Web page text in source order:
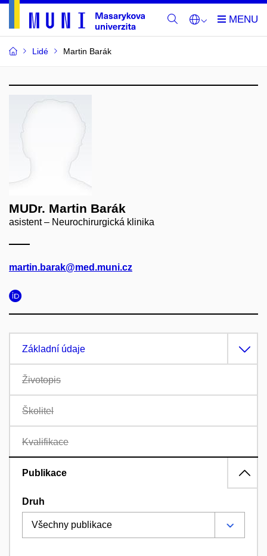
Lidé Martin Barák
MUDr. Martin Barák
asistent – Neurochirurgická klinika
martin.barak@med.muni.cz
Základní údaje
Životopis
Školitel
Kvalifikace
Publikace
Druh